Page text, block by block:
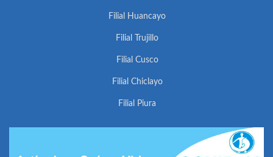
Filial Huancayo
Filial Trujillo
Filial Cusco
Filial Chiclayo
Filial Piura